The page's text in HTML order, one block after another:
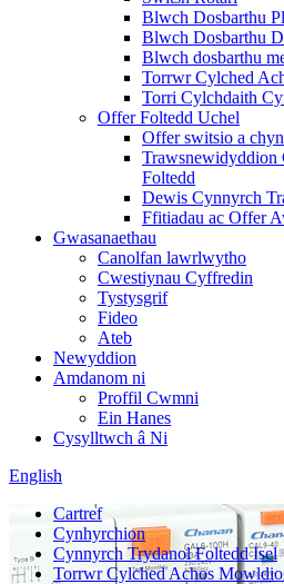
Blwch Dosbarthu
Blwch Dosbarthu
Blwch dosbarthu
Torrwr Cylched
Torri Cylchdaith
Offer Foltedd Uchel
Offer switsio a
Trawsnewidyddion
Foltedd
Dewis Cynnyrch
Ffitiadau ac Offer
Gwasanaethau
Canolfan lawrlwytho
Cwestiynau Cyffredin
Tystysgrif
Fideo
Ateb
Newyddion
Amdanom ni
Proffil Cwmni
Ein Hanes
Cysylltwch â Ni
English
Cartref
Cynhyrchion
Cynnyrch Trydanol Foltedd Isel
Torrwr Cylched Achos